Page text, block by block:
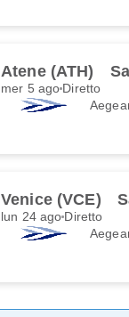
Atene (ATH)
mer 5 ago Diretto
Venice (VCE)
lun 24 ago Diretto